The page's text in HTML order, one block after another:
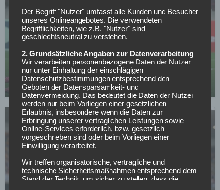
BUNDESLIGA
Champions-League-Quali: Dinamo Zagreb rettet
Remis, Crvena Zvezda und Sturm Graz mit Gala-
Auftritten
23.07.2026
WETTBEWERBE
Aston Villa holt João Gomes: Brasilianer kommt für
Der Begriff "Nutzer" umfasst alle Kunden und Besucher
unseres Onlineangebotes. Die verwendeten
Begrifflichkeiten, wie z.B. "Nutzer" sind
geschlechtsneutral zu verstehen.
2. Grundsätzliche Angaben zur Datenverarbeitung
Wir verarbeiten personenbezogene Daten der Nutzer
nur unter Einhaltung der einschlägigen
Datenschutzbestimmungen entsprechend den
Geboten der Datensparsamkeit- und
Datenvermeidung. Das bedeutet die Daten der Nutzer
werden nur beim Vorliegen einer gesetzlichen
Erlaubnis, insbesondere wenn die Daten zur
Erbringung unserer vertraglichen Leistungen sowie
Online-Services erforderlich, bzw. gesetzlich
vorgeschrieben sind oder beim Vorliegen einer
Einwilligung verarbeitet.
Wir treffen organisatorische, vertragliche und
technische Sicherheitsmaßnahmen entsprechend dem
Stand der Technik, um sicher zu stellen, dass die